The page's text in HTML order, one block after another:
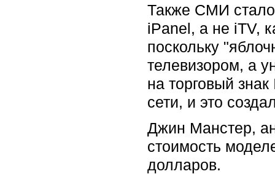
Также СМИ стало
iPanel, а не iTV,
поскольку
телевизором, а
на торговый
сети, и это
Джин Манстер,
стоимость
долларов.